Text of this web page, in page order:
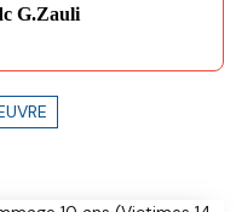
G.Zauli